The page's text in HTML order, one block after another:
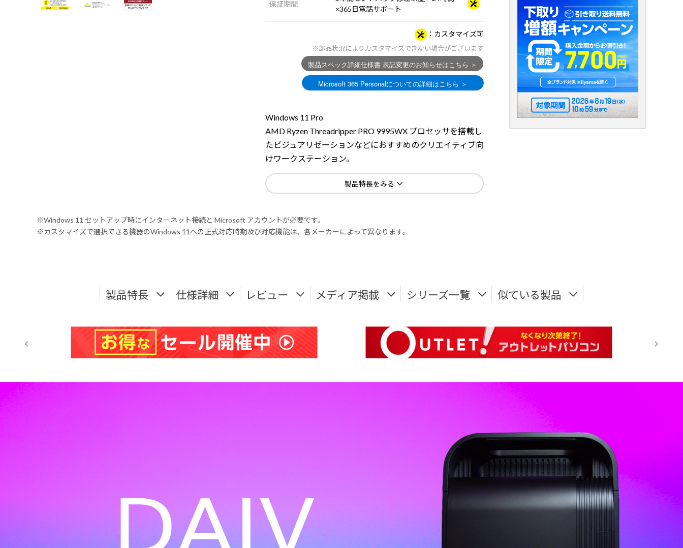
保証期間
×365日電話サポート
カスタマイズ可
※部品状況によりカスタマイズできない場合がございます
Windows 11 Pro
AMD Ryzen Threadripper PRO 9995WX プロセッサを搭載し
たビジュアリゼーションなどにおすすめのクリエイティブ向
けワークステーション。
製品特長をみる
※Windows 11 セットアップ時にインターネット接続と Microsoft アカウントが必要です。
※カスタマイズで選択できる機器のWindows 11への正式対応時期及び対応機能は、各メーカーによって異なります。
製品特長 仕様詳細 レビュー メディア掲載 シリーズ一覧 似ている製品